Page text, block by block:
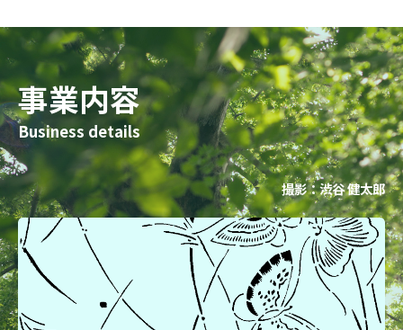
事業内容
Business details
撮影：渋谷 健太郎